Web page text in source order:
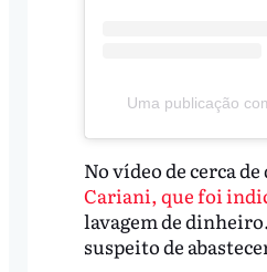
Uma publicação
No vídeo de cerca
Cariani, que foi
lavagem de
suspeito de